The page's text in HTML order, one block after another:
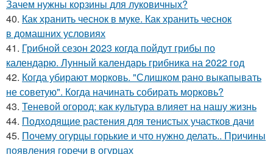
Зачем нужны корзины для луковичных?
40. Как хранить чеснок в муке. Как хранить чеснок
в домашних условиях
41. Грибной сезон 2023 когда пойдут грибы по
календарю. Лунный календарь грибника на 2022 год
42. Когда убирают морковь. "Слишком рано выкапывать
не советую". Когда начинать собирать морковь?
43. Теневой огород: как культура влияет на нашу жизнь
44. Подходящие растения для тенистых участков дачи
45. Почему огурцы горькие и что нужно делать.. Причины
появления горечи в огурцах